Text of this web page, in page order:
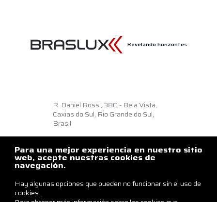
Revelando horizontes
R. Daniel Rossi, 380 - Bela Vista,
Caxias do Sul, Rio Grande do Sul,
Brasil
+55 54 3218.6500
Contáctenos
Para una mejor experiencia en nuestro sitio
web, acepte nuestras cookies de
navegación.
Hay algunas opciones que pueden no funcionar sin el uso de
cookies.